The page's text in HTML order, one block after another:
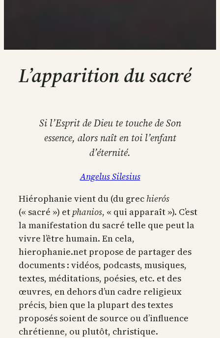
L’apparition du sacré
Si l’Esprit de Dieu te touche de Son
essence, alors naît en toi l’enfant
d’éternité.
Angelus Silesius
Hiérophanie vient du (du grec hierós
(« sacré ») et phanios, « qui apparaît »). C’est
la manifestation du sacré telle que peut la
vivre l’être humain. En cela,
hierophanie.net propose de partager des
documents : vidéos, podcasts, musiques,
textes, méditations, poésies, etc. et des
œuvres, en dehors d’un cadre religieux
précis, bien que la plupart des textes
proposés soient de source ou d’influence
chrétienne, ou plutôt, christique.